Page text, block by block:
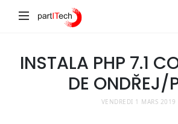
partITech
INSTALA PHP 7.1
DE ONDŘEJ/
VENDREDI 1 MARS 2019